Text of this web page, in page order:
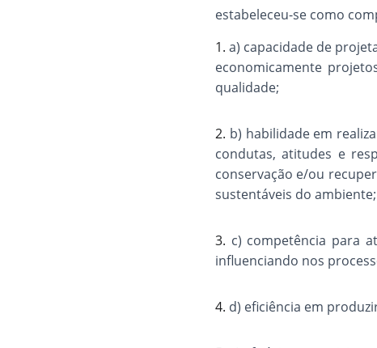
estabeleceu-se como
1.a) capacidade de
economicamente
qualidade;
2. b) habilidade em
condutas, atitudes e
conservação e/ou
sustentáveis do ambiente;
3. c) competência para
influenciando nos
4. d) eficiência em